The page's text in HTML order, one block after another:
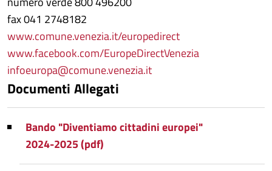
fax 041 2748182
www.comune.venezia.it/europedirect
www.facebook.com/EuropeDirectVenezia
infoeuropa@comune.venezia.it
Documenti Allegati
Bando "Diventiamo cittadini europei"
2024-2025 (pdf)